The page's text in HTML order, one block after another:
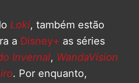
Loki, também estão
a Disney+ as séries
Invernal, WandaVision
. Por enquanto,